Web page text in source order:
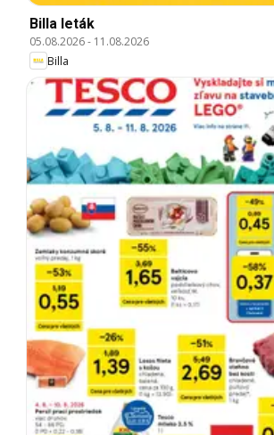
Billa leták
05.08.2026- 11.08.2026
Billa